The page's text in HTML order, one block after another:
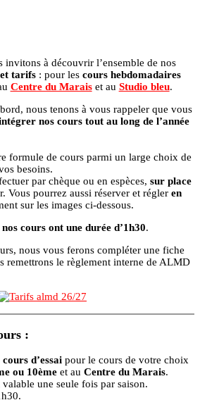
invitons à découvrir l’ensemble de nos
tarifs: pour les cours hebdomadaires
Centre du Maraiset au Studio bleu.
nous tenons à vous rappeler que vous
nos cours tout au long de l’année
formule de cours parmi un large choix de
besoins.
par chèque ou en espèces, sur place
Vous pourrez aussi réserver et régler en
sur les images ci-dessous.
cours ont une durée d’1h30.
nous vous ferons compléter une fiche
remettrons le règlement interne de ALMD
:
cours d’essai pour le cours de votre choix
ou 10ème et au Centre du Marais.
une seule fois par saison.